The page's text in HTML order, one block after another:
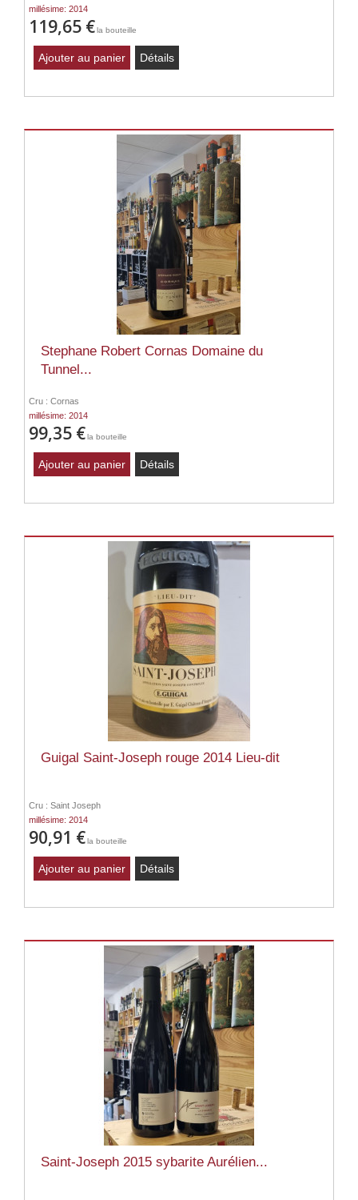
millésime: 2014
119,65 €la bouteille
Ajouter au panier Détails
Stephane Robert Cornas Domaine du
Tunnel...
Cru : Cornas
millésime: 2014
99,35 €la bouteille
Ajouter au panier Détails
Guigal Saint-Joseph rouge 2014 Lieu-dit
Cru : Saint Joseph
millésime: 2014
90,91 €la bouteille
Ajouter au panier Détails
Saint-Joseph 2015 sybarite Aurélien...